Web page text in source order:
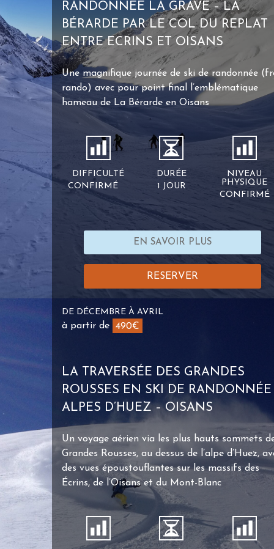
RANDONNÉE LA GRAVE – LA
BÉRARDE PAR LE COL DU REPLAT
ENTRE ECRINS ET OISANS
Une magnifique journée de ski de randonnée
rando) avec pour point final l’emblématique
hameau de La Bérarde en Oisans
DIFFICULTÉ
CONFIRMÉ
DURÉE
1 JOUR
NIVEAU
PHYSIQUE
CONFIRMÉ
EN SAVOIR PLUS
RESERVER
DE DÉCEMBRE À AVRIL
à partir de 490€
LA TRAVERSÉE DES GRANDES
ROUSSES EN SKI DE RANDONNÉE
ALPES D’HUEZ – OISANS
Un voyage aérien via les plus hauts sommets
Grandes Rousses, au dessus de l’alpe d’Huez,
des vues époustouflantes sur les massifs des
Écrins, de l’Oisans et du Mont-Blanc